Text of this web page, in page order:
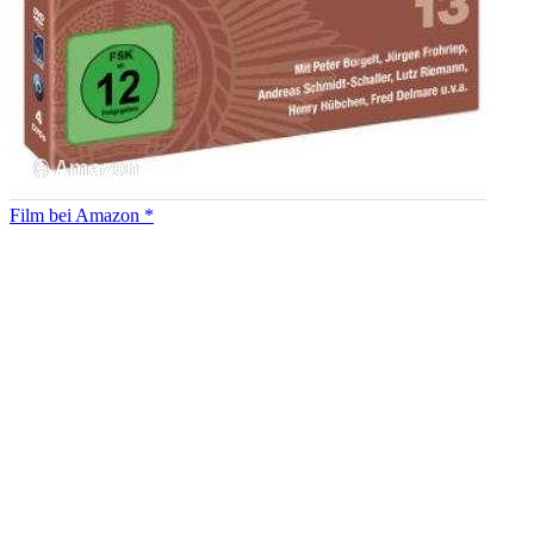
Film bei Amazon *